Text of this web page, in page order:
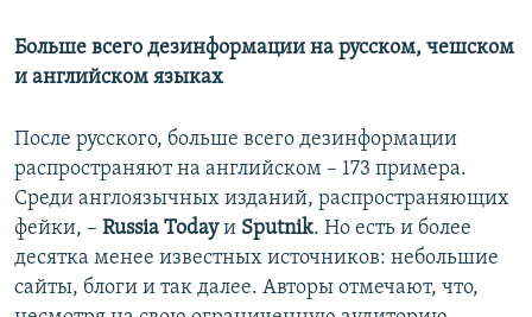
Больше всего дезинформации на русском, чешском
и английском языках
После русского, больше всего дезинформации
распространяют на английском – 173 примера.
Среди англоязычных изданий, распространяющих
фейки, – Russia Todayи Sputnik. Но есть и более
десятка менее известных источников: небольшие
сайты, блоги и так далее. Авторы отмечают, что,